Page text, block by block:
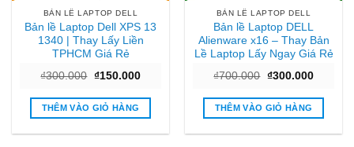
BẢN LỀ LAPTOP DELL
Bản lề Laptop Dell XPS 13
1340 | Thay Lấy Liền
TPHCM Giá Rẻ
₫300.000 Giá
là:
₫300.000.
₫150.000Giá
tại
₫150.000.
THÊM VÀO GIỎ HÀNG
BẢN LỀ LAPTOP DELL
Bản lề Laptop DELL
Alienware x16 – Thay Bản
Lề Laptop Lấy Ngay Giá Rẻ
₫700.000 Giá
là:
₫700.000.
₫300.000Giá
tại
THÊM VÀO GIỎ HÀNG